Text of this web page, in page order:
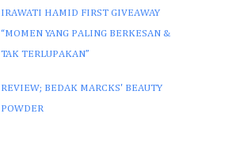
IRAWATI HAMID FIRST GIVEAWAY
“MOMEN YANG PALING BERKESAN &
TAK TERLUPAKAN”
REVIEW; BEDAK MARCKS' BEAUTY
POWDER